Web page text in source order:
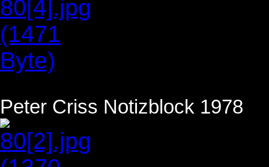
Peter Criss Notizblock 1978